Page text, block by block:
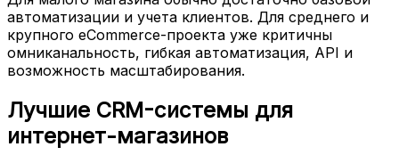
автоматизации и учета клиентов. Для среднего и
крупного eCommerce-проекта уже критичны
омниканальность, гибкая автоматизация, API и
возможность масштабирования.
Лучшие CRM-системы для
интернет-магазинов